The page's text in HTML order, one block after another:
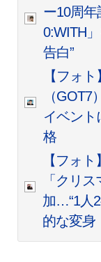
ー10周
0:WITH
告白”
【フォ
（
イベン
格
【フォ
「クリ
加…“1人
的な変身